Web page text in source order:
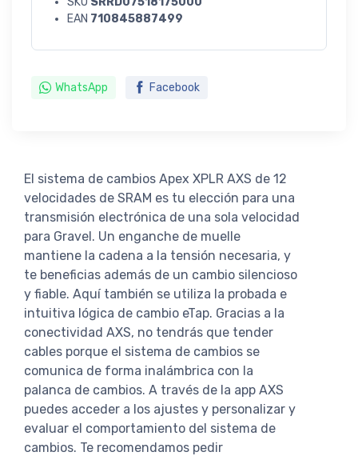
EAN 710845887499
WhatsApp Facebook
El sistema de cambios Apex XPLR AXS de 12
velocidades de SRAM es tu elección para una
transmisión electrónica de una sola velocidad
para Gravel. Un enganche de muelle
mantiene la cadena a la tensión necesaria, y
te beneficias además de un cambio silencioso
y fiable. Aquí también se utiliza la probada e
intuitiva lógica de cambio eTap. Gracias a la
conectividad AXS, no tendrás que tender
cables porque el sistema de cambios se
comunica de forma inalámbrica con la
palanca de cambios. A través de la app AXS
puedes acceder a los ajustes y personalizar y
evaluar el comportamiento del sistema de
cambios. Te recomendamos pedir